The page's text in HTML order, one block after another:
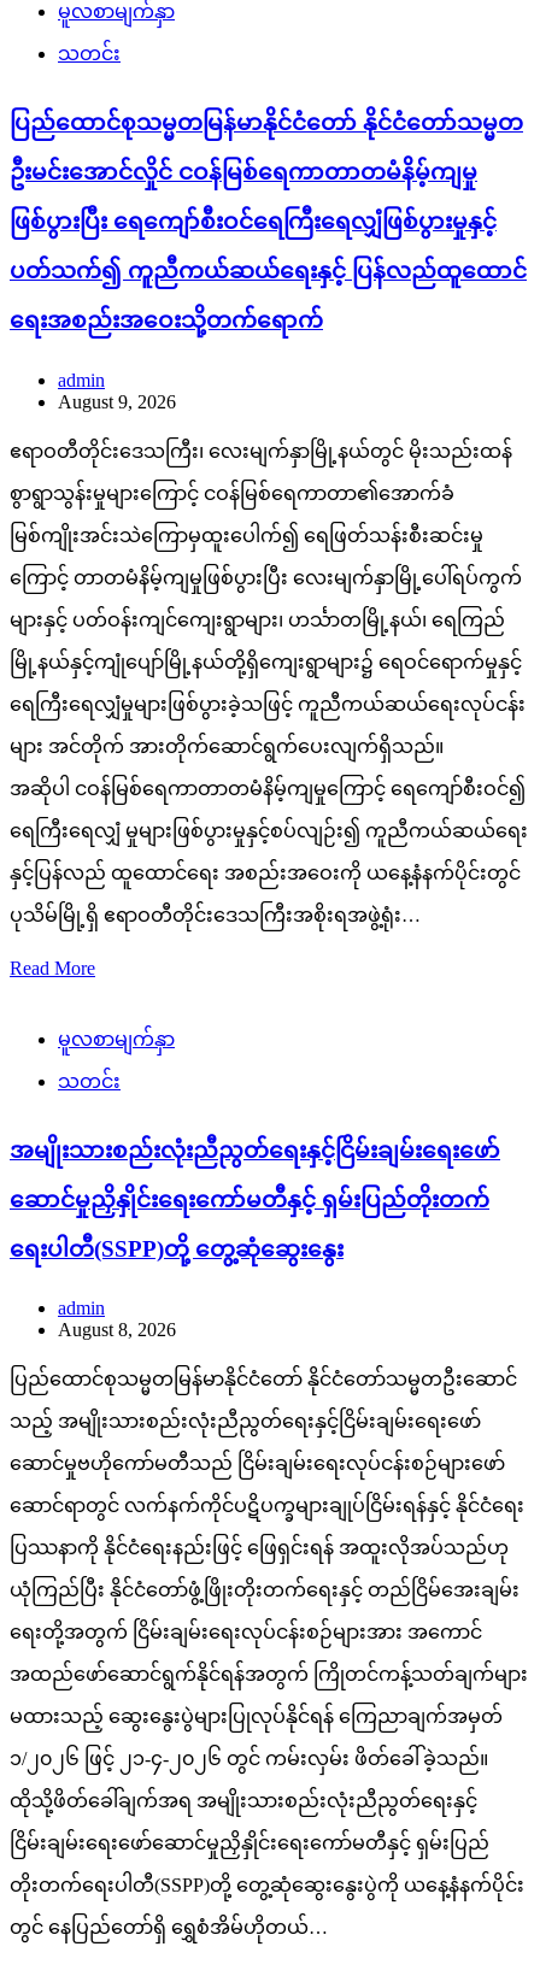
မူလစာမျက်နှာ
သတင်း
ပြည်ထောင်စုသမ္မတမြန်မာနိုင်ငံတော် နိုင်ငံတော်သမ္မတ
ဦးမင်းအောင်လှိုင် ငဝန်မြစ်ရေကာတာတမံနိမ့်ကျမှု
ဖြစ်ပွားပြီး ရေကျော်စီးဝင်ရေကြီးရေလျှံဖြစ်ပွားမှုနှင့်
ပတ်သက်၍ ကူညီကယ်ဆယ်ရေးနှင့် ပြန်လည်ထူထောင်
ရေးအစည်းအဝေးသို့တက်ရောက်
admin
August 9, 2026
ဧရာဝတီတိုင်းဒေသကြီး၊ လေးမျက်နှာမြို့နယ်တွင် မိုးသည်းထန်
စွာရွာသွန်းမှုများကြောင့် ငဝန်မြစ်ရေကာတာ၏အောက်ခံ
မြစ်ကျိုးအင်းသဲကြောမှထူးပေါက်၍ ရေဖြတ်သန်းစီးဆင်းမှု
ကြောင့် တာတမံနိမ့်ကျမှုဖြစ်ပွားပြီး လေးမျက်နှာမြို့ပေါ်ရပ်ကွက်
များနှင့် ပတ်ဝန်းကျင်ကျေးရွာများ၊ ဟင်္သာတမြို့နယ်၊ ရေကြည်
မြို့နယ်နှင့်ကျုံပျော်မြို့နယ်တို့ရှိကျေးရွာများ၌ ရေဝင်ရောက်မှုနှင့်
ရေကြီးရေလျှံမှုများဖြစ်ပွားခဲ့သဖြင့် ကူညီကယ်ဆယ်ရေးလုပ်ငန်း
များ အင်တိုက် အားတိုက်ဆောင်ရွက်ပေးလျက်ရှိသည်။
အဆိုပါ ငဝန်မြစ်ရေကာတာတမံနိမ့်ကျမှုကြောင့် ရေကျော်စီးဝင်၍
ရေကြီးရေလျှံ မှုများဖြစ်ပွားမှုနှင့်စပ်လျဉ်း၍ ကူညီကယ်ဆယ်ရေး
နှင့်ပြန်လည် ထူထောင်ရေး အစည်းအဝေးကို ယနေ့နံနက်ပိုင်းတွင်
ပုသိမ်မြို့ရှိ ဧရာဝတီတိုင်းဒေသကြီးအစိုးရအဖွဲ့ရုံး…
Read More
မူလစာမျက်နှာ
သတင်း
အမျိုးသားစည်းလုံးညီညွတ်ရေးနှင့်ငြိမ်းချမ်းရေးဖော်
ဆောင်မှုညှိနှိုင်းရေးကော်မတီနှင့် ရှမ်းပြည်တိုးတက်
ရေးပါတီ(SSPP)တို့ တွေ့ဆုံဆွေးနွေး
admin
August 8, 2026
ပြည်ထောင်စုသမ္မတမြန်မာနိုင်ငံတော် နိုင်ငံတော်သမ္မတဦးဆောင်
သည့် အမျိုးသားစည်းလုံးညီညွတ်ရေးနှင့်ငြိမ်းချမ်းရေးဖော်
ဆောင်မှုဗဟိုကော်မတီသည် ငြိမ်းချမ်းရေးလုပ်ငန်းစဉ်များဖော်
ဆောင်ရာတွင် လက်နက်ကိုင်ပဋိပက္ခများချုပ်ငြိမ်းရန်နှင့် နိုင်ငံရေး
ပြဿနာကို နိုင်ငံရေးနည်းဖြင့် ဖြေရှင်းရန် အထူးလိုအပ်သည်ဟု
ယုံကြည်ပြီး နိုင်ငံတော်ဖွံ့ဖြိုးတိုးတက်ရေးနှင့် တည်ငြိမ်အေးချမ်း
ရေးတို့အတွက် ငြိမ်းချမ်းရေးလုပ်ငန်းစဉ်များအား အကောင်
အထည်ဖော်ဆောင်ရွက်နိုင်ရန်အတွက် ကြိုတင်ကန့်သတ်ချက်များ
မထားသည့် ဆွေးနွေးပွဲများပြုလုပ်နိုင်ရန် ကြေညာချက်အမှတ်
၁/၂၀၂၆ ဖြင့် ၂၁-၄-၂၀၂၆ တွင် ကမ်းလှမ်း ဖိတ်ခေါ်ခဲ့သည်။
ထိုသို့ဖိတ်ခေါ်ချက်အရ အမျိုးသားစည်းလုံးညီညွတ်ရေးနှင့်
ငြိမ်းချမ်းရေးဖော်ဆောင်မှုညှိနှိုင်းရေးကော်မတီနှင့် ရှမ်းပြည်
တိုးတက်ရေးပါတီ(SSPP)တို့ တွေ့ဆုံဆွေးနွေးပွဲကို ယနေ့နံနက်ပိုင်း
တွင် နေပြည်တော်ရှိ ရွှေစံအိမ်ဟိုတယ်…